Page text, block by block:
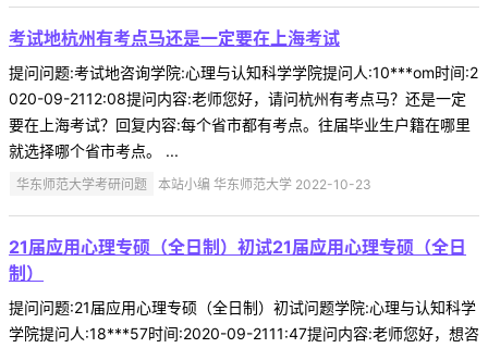
考试地杭州有考点马还是一定要在上海考试
提问问题:考试地咨询学院:心理与认知科学学院提问人:10***om时间:2
020-09-2112:08提问内容:老师您好，请问杭州有考点马？还是一定
要在上海考试？回复内容:每个省市都有考点。往届毕业生户籍在哪里
就选择哪个省市考点。 ...
华东师范大学考研问题 本站小编 华东师范大学 2022-10-23
21届应用心理专硕（全日制）初试21届应用心理专硕（全日
制）
提问问题:21届应用心理专硕（全日制）初试问题学院:心理与认知科学
学院提问人:18***57时间:2020-09-2111:47提问内容:老师您好，想咨